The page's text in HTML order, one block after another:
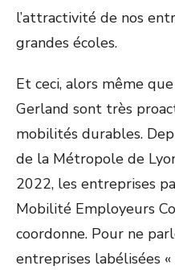
l’attractivité de nos
grandes écoles.
Et ceci, alors même
Gerland sont très
mobilités durables.
de la Métropole de
2022, les entreprises
Mobilité Employeurs
coordonne. Pour ne
entreprises labélisées